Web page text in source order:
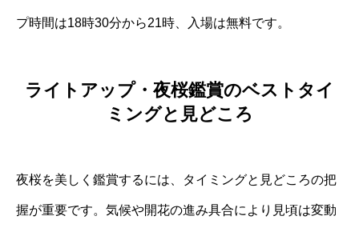
プ時間は18時30分から21時、入場は無料です。
ライトアップ・夜桜鑑賞のベストタイ
ミングと見どころ
夜桜を美しく鑑賞するには、タイミングと見どころの把
握が重要です。気候や開花の進み具合により見頃は変動